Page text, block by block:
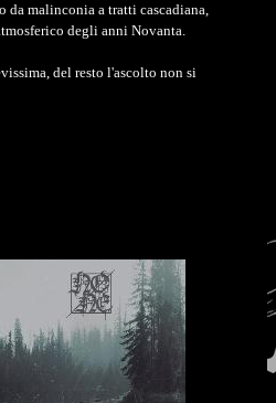
da malinconia a tratti cascadiana,
degli anni Novanta.
del resto l'ascolto non si